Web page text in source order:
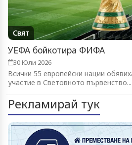
Свят
УЕФА бойкотира ФИФА
30 Юли 2026
Всички 55 европейски нации
участие в Световното първенство...
Рекламирай тук